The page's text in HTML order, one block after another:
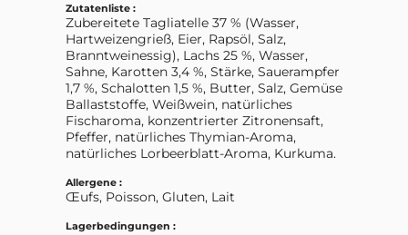
Zutatenliste :
Zubereitete Tagliatelle 37 % (Wasser,
Hartweizengrieß, Eier, Rapsöl, Salz,
Branntweinessig), Lachs 25 %, Wasser,
Sahne, Karotten 3,4 %, Stärke, Sauerampfer
1,7 %, Schalotten 1,5 %, Butter, Salz, Gemüse
Ballaststoffe, Weißwein, natürliches
Fischaroma, konzentrierter Zitronensaft,
Pfeffer, natürliches Thymian-Aroma,
natürliches Lorbeerblatt-Aroma, Kurkuma.
Allergene :
Œufs, Poisson, Gluten, Lait
Lagerbedingungen :